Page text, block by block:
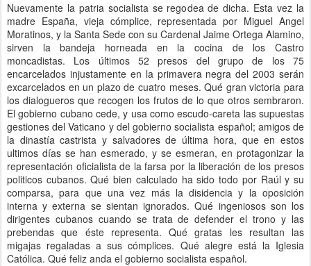
Nuevamente la patria socialista se regodea de dicha. Esta vez la
madre España, vieja cómplice, representada por Miguel Angel
Moratinos, y la Santa Sede con su Cardenal Jaime Ortega Alamino,
sirven la bandeja horneada en la cocina de los Castro
moncadistas. Los últimos 52 presos del grupo de los 75
encarcelados injustamente en la primavera negra del 2003 serán
excarcelados en un plazo de cuatro meses. Qué gran victoria para
los dialogueros que recogen los frutos de lo que otros sembraron.
El gobierno cubano cede, y usa como escudo-careta las supuestas
gestiones del Vaticano y del gobierno socialista español; amigos de
la dinastía castrista y salvadores de última hora, que en estos
ultimos días se han esmerado, y se esmeran, en protagonizar la
representación oficialista de la farsa por la liberación de los presos
politicos cubanos. Qué bien calculado ha sido todo por Raúl y su
comparsa, para que una vez más la disidencia y la oposición
interna y externa se sientan ignorados. Qué ingeniosos son los
dirigentes cubanos cuando se trata de defender el trono y las
prebendas que éste representa. Qué gratas les resultan las
migajas regaladas a sus cómplices. Qué alegre está la Iglesia
Católica. Qué feliz anda el gobierno socialista español.